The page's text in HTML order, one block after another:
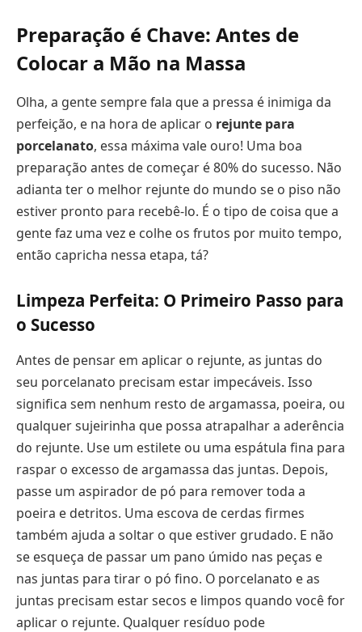
Preparação é Chave: Antes de
Colocar a Mão na Massa
Olha, a gente sempre fala que a pressa é inimiga da
perfeição, e na hora de aplicar o rejunte para
porcelanato, essa máxima vale ouro! Uma boa
preparação antes de começar é 80% do sucesso. Não
adianta ter o melhor rejunte do mundo se o piso não
estiver pronto para recebê-lo. É o tipo de coisa que a
gente faz uma vez e colhe os frutos por muito tempo,
então capricha nessa etapa, tá?
Limpeza Perfeita: O Primeiro Passo para
o Sucesso
Antes de pensar em aplicar o rejunte, as juntas do
seu porcelanato precisam estar impecáveis. Isso
significa sem nenhum resto de argamassa, poeira, ou
qualquer sujeirinha que possa atrapalhar a aderência
do rejunte. Use um estilete ou uma espátula fina para
raspar o excesso de argamassa das juntas. Depois,
passe um aspirador de pó para remover toda a
poeira e detritos. Uma escova de cerdas firmes
também ajuda a soltar o que estiver grudado. E não
se esqueça de passar um pano úmido nas peças e
nas juntas para tirar o pó fino. O porcelanato e as
juntas precisam estar secos e limpos quando você for
aplicar o rejunte. Qualquer resíduo pode